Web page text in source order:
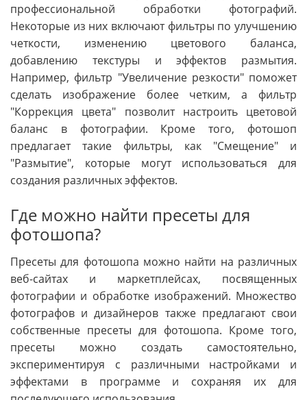
профессиональной обработки фотографий.
Некоторые из них включают фильтры по улучшению
четкости, изменению цветового баланса,
добавлению текстуры и эффектов размытия.
Например, фильтр "Увеличение резкости" поможет
сделать изображение более четким, а фильтр
"Коррекция цвета" позволит настроить цветовой
баланс в фотографии. Кроме того, фотошоп
предлагает такие фильтры, как "Смещение" и
"Размытие", которые могут использоваться для
создания различных эффектов.
Где можно найти пресеты для
фотошопа?
Пресеты для фотошопа можно найти на различных
веб-сайтах и маркетплейсах, посвященных
фотографии и обработке изображений. Множество
фотографов и дизайнеров также предлагают свои
собственные пресеты для фотошопа. Кроме того,
пресеты можно создать самостоятельно,
экспериментируя с различными настройками и
эффектами в программе и сохраняя их для